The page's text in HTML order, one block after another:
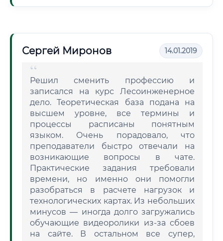
Сергей Миронов 14.01.2019
Решил сменить профессию и
записался на курс Лесоинженерное
дело. Теоретическая база подана на
высшем уровне, все термины и
процессы расписаны понятным
языком. Очень порадовало, что
преподаватели быстро отвечали на
возникающие вопросы в чате.
Практические задания требовали
времени, но именно они помогли
разобраться в расчете нагрузок и
технологических картах. Из небольших
минусов — иногда долго загружались
обучающие видеоролики из-за сбоев
на сайте. В остальном все супер,